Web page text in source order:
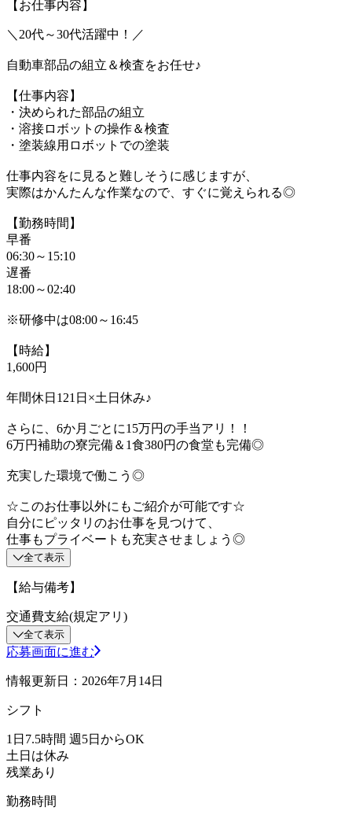
【お仕事内容】
＼20代～30代活躍中！／
自動車部品の組立＆検査をお任せ♪
【仕事内容】
・決められた部品の組立
・溶接ロボットの操作＆検査
・塗装線用ロボットでの塗装
仕事内容をに見ると難しそうに感じますが、
実際はかんたんな作業なので、すぐに覚えられる◎
【勤務時間】
早番
06:30～15:10
遅番
18:00～02:40
※研修中は08:00～16:45
【時給】
1,600円
年間休日121日×土日休み♪
さらに、6か月ごとに15万円の手当アリ！！
6万円補助の寮完備＆1食380円の食堂も完備◎
充実した環境で働こう◎
☆このお仕事以外にもご紹介が可能です☆
自分にピッタリのお仕事を見つけて、
仕事もプライベートも充実させましょう◎
全て表示
【給与備考】
交通費支給(規定アリ)
全て表示
応募画面に進む
情報更新日：2026年7月14日
シフト
1日7.5時間 週5日からOK
土日は休み
残業あり
勤務時間